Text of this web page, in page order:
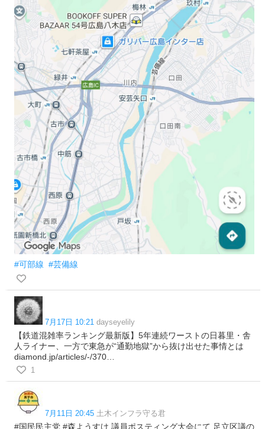
#可部線 #芸備線
7月17日 10:21 dayseyelily
【鉄道混雑率ランキング最新版】5年連続ワーストの日暮里・舎
人ライナー、一方で東急が“通勤地獄”から抜け出せた事情とは
diamond.jp/articles/-/370…
1
7月11日 20:45 土木インフラ守る君
#国民民主党 #森ようすけ 議員ポスティング大会にて 足立区議の